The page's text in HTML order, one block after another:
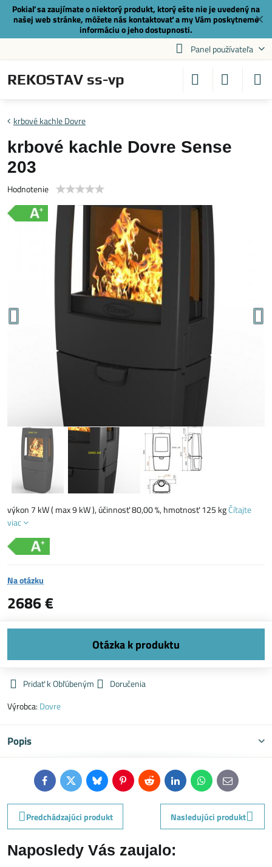
✕
Pokiaľ sa zaujímate o niektorý produkt, ktorý ešte nie je uvedený na
našej web stránke, môžete nás kontaktovaťa my Vám poskytneme
informáciu o jeho dostupnosti.
Panel používateľa
REKOSTAV ss-vp
krbové kachle Dovre
krbové kachle Dovre Sense
203
Hodnotenie
výkon 7 kW ( max 9 kW ), účinnosť 80,00 %, hmotnosť 125 kgČítajte
viac
Na otázku
2686 €
Pridať k Obľúbeným
Doručenia
Výrobca: Dovre
Popis
FacebookTwitterBlueskyPinterestReddit LinkedInWhatsApp
E-
mail
Predchádzajúci produkt
Nasledujúci produkt
Naposledy Vás zaujalo: